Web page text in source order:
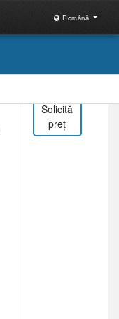
Română
Solicită
preț